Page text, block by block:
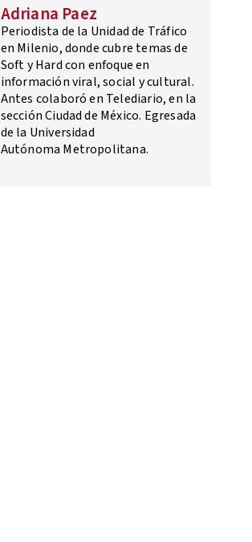
Adriana Paez
Periodista de la Unidad de Tráfico
en Milenio, donde cubre temas de
Soft y Hard con enfoque en
información viral, social y cultural.
Antes colaboró en Telediario, en la
sección Ciudad de México. Egresada
de la Universidad
Autónoma Metropolitana.